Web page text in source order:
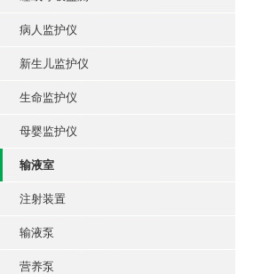
病人监护仪
新生儿监护仪
生命监护仪
母婴监护仪
输液室
注射装置
输液泵
营养泵